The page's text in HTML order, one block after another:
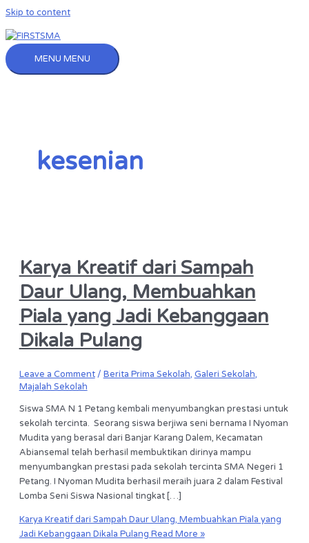
Skip to content
MENU MENU
kesenian
Karya Kreatif dari Sampah
Daur Ulang, Membuahkan
Piala yang Jadi Kebanggaan
Dikala Pulang
Leave a Comment / Berita Prima Sekolah, Galeri Sekolah,
Majalah Sekolah
Siswa SMA N 1 Petang kembali menyumbangkan prestasi untuk
sekolah tercinta. Seorang siswa berjiwa seni bernama I Nyoman
Mudita yang berasal dari Banjar Karang Dalem, Kecamatan
Abiansemal telah berhasil membuktikan dirinya mampu
menyumbangkan prestasi pada sekolah tercinta SMA Negeri 1
Petang. I Nyoman Mudita berhasil meraih juara 2 dalam Festival
Lomba Seni Siswa Nasional tingkat […]
Karya Kreatif dari Sampah Daur Ulang, Membuahkan Piala yang
Jadi Kebanggaan Dikala Pulang Read More »